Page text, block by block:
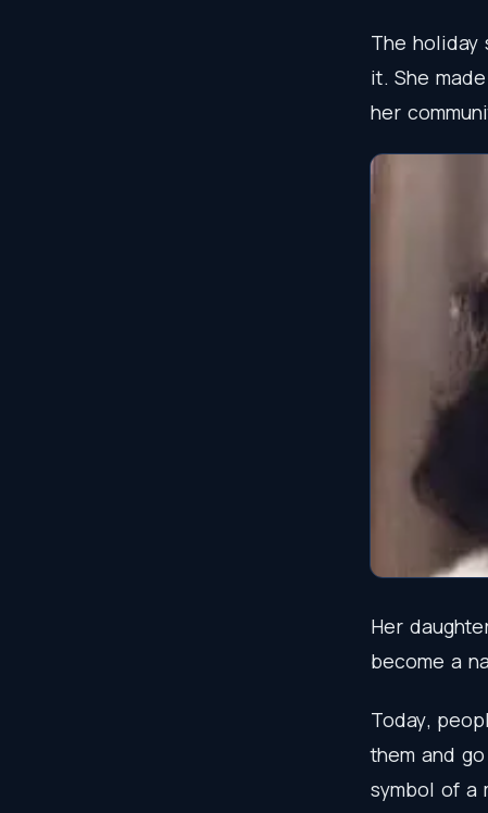
The holiday
it. She made
her
Her
become a
Today,
them and go
symbol of a